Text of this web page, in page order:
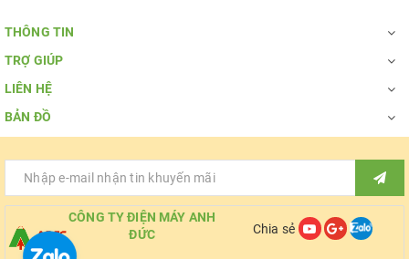
THÔNG TIN
TRỢ GIÚP
LIÊN HỆ
BẢN ĐỒ
CÔNG TY ĐIỆN MÁY ANH
ĐỨC
Chia sẻ